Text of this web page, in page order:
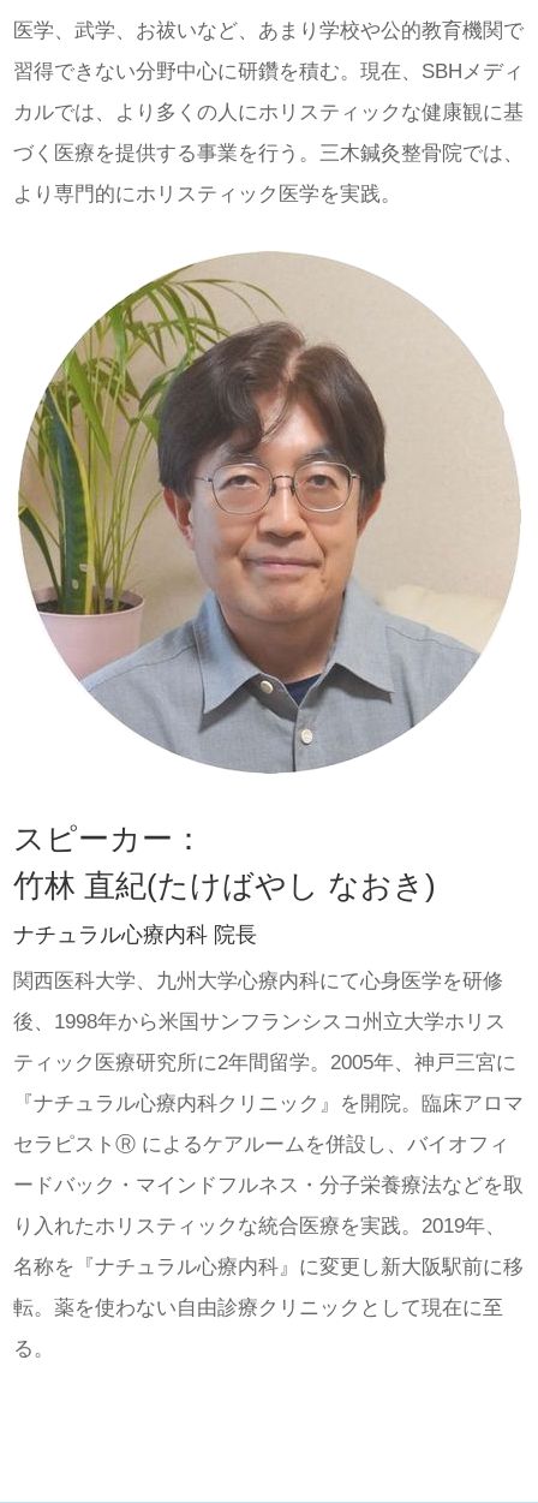
医学、武学、お祓いなど、あまり学校や公的教育機関で
習得できない分野中心に研鑽を積む。現在、SBHメディ
カルでは、より多くの人にホリスティックな健康観に基
づく医療を提供する事業を行う。三木鍼灸整骨院では、
より専門的にホリスティック医学を実践。
スピーカー：
竹林 直紀(たけばやし なおき)
ナチュラル心療内科 院長
関西医科大学、九州大学心療内科にて心身医学を研修
後、1998年から米国サンフランシスコ州立大学ホリス
ティック医療研究所に2年間留学。2005年、神戸三宮に
『ナチュラル心療内科クリニック』を開院。臨床アロマ
セラピストⓇ によるケアルームを併設し、バイオフィ
ードバック・マインドフルネス・分子栄養療法などを取
り入れたホリスティックな統合医療を実践。2019年、
名称を『ナチュラル心療内科』に変更し新大阪駅前に移
転。薬を使わない自由診療クリニックとして現在に至
る。